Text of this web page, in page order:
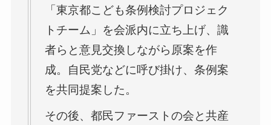
「東京都こども条例検討プロジェク
トチーム」を会派内に立ち上げ、識
者らと意見交換しながら原案を作
成。自民党などに呼び掛け、条例案
を共同提案した。
その後、都民ファーストの会と共産